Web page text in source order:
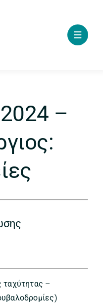
–
ταχύτητας –